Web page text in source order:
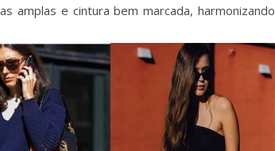
amplas e cintura bem marcada, harmonizando